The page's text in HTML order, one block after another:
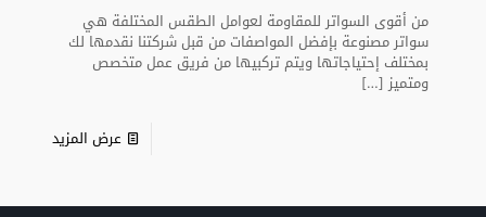
من أقوى السواتر للمقاومة لعوامل الطقس المختلفة هي
سواتر مصنوعة بإفضل المواصفات من قبل شركتنا نقدمها لك
بمختلف إحتياجاتها ويتم تركبيها من فريق عمل متخصص
ومتميز[…]
عرض المزيد